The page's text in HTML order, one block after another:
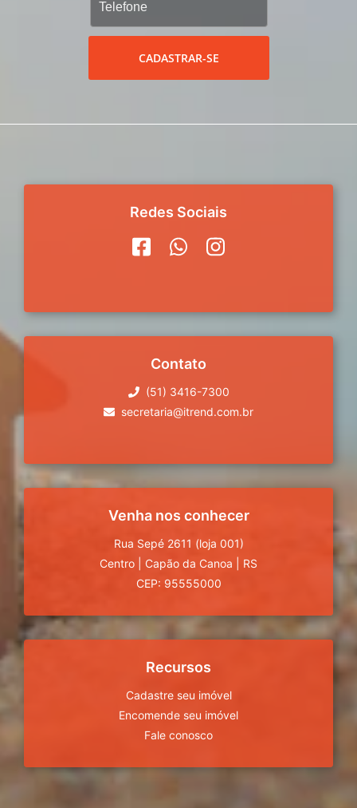
CADASTRAR-SE
Redes Sociais
Contato
(51) 3416-7300
secretaria@itrend.com.br
Venha nos conhecer
Rua Sepé 2611 (loja 001)
Centro
Capão da Canoa
RS
CEP: 95555000
Recursos
Cadastre seu imóvel
Encomende seu imóvel
Fale conosco